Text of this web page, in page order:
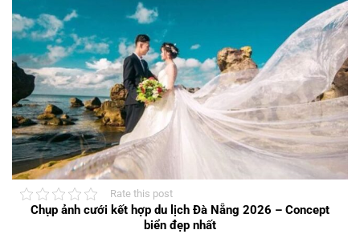
Rate this post
Chụp ảnh cưới kết hợp du lịch Đà Nẵng 2026 – Concept
biển đẹp nhất